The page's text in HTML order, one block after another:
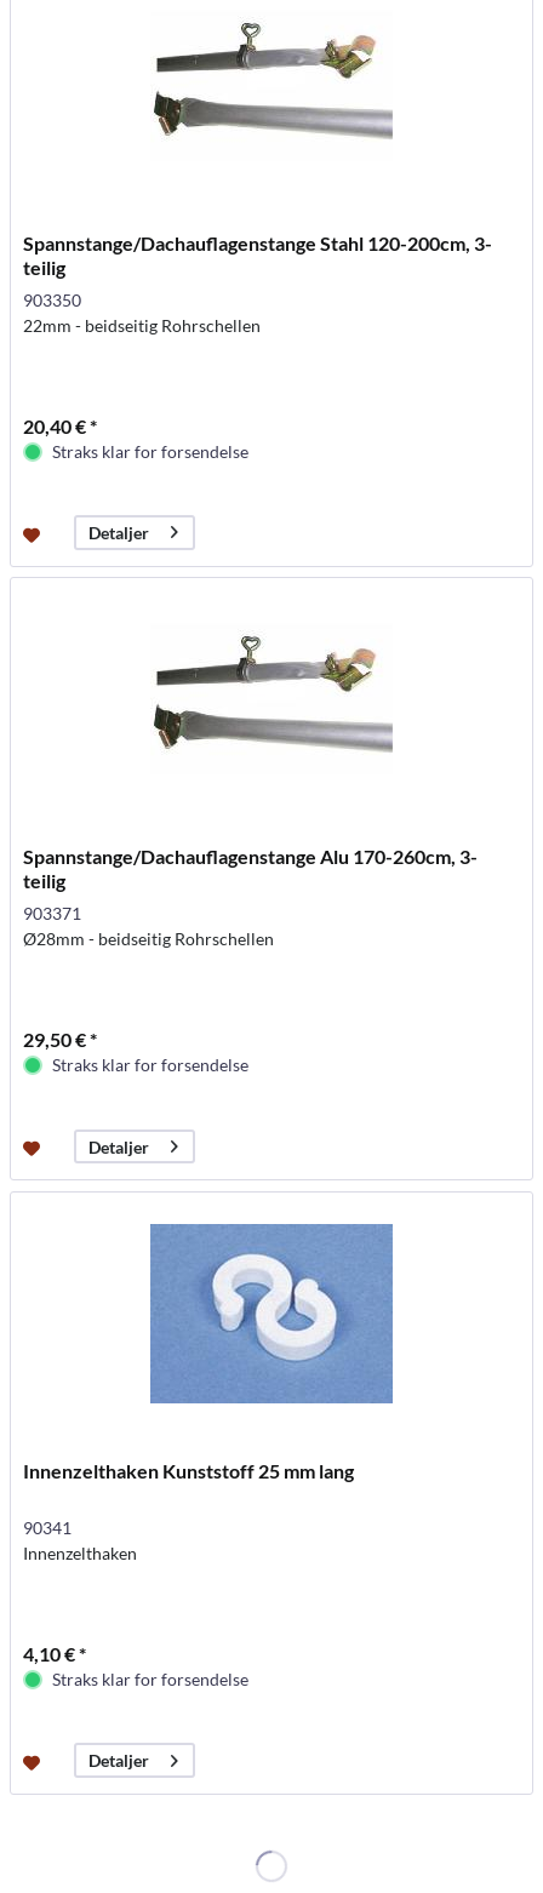
Spannstange/Dachauflagenstange Stahl 120-200cm, 3-
teilig
903350
22mm - beidseitig Rohrschellen
20,40 € *
Straks klar for forsendelse
Detaljer
Spannstange/Dachauflagenstange Alu 170-260cm, 3-
teilig
903371
Ø28mm - beidseitig Rohrschellen
29,50 € *
Straks klar for forsendelse
Detaljer
Innenzelthaken Kunststoff 25 mm lang
90341
Innenzelthaken
4,10 € *
Straks klar for forsendelse
Detaljer